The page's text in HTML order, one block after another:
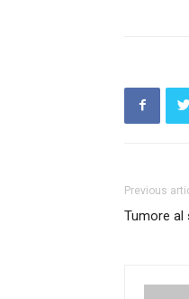
Previous
Tumore al